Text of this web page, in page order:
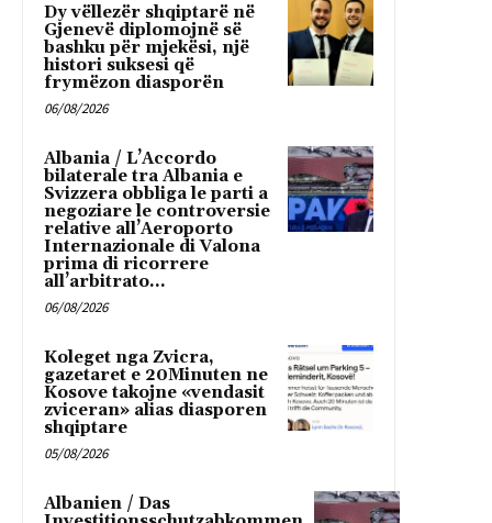
Dy vëllezër shqiptarë në
Gjenevë diplomojnë së
bashku për mjekësi, një
histori suksesi që
frymëzon diasporën
06/08/2026
Albania / L’Accordo
bilaterale tra Albania e
Svizzera obbliga le parti a
negoziare le controversie
relative all’Aeroporto
Internazionale di Valona
prima di ricorrere
all’arbitrato...
06/08/2026
Koleget nga Zvicra,
gazetaret e 20Minuten ne
Kosove takojne «vendasit
zviceran» alias diasporen
shqiptare
05/08/2026
Albanien / Das